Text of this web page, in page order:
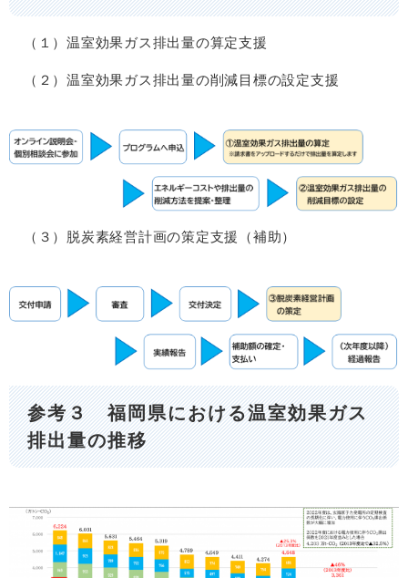
（１）温室効果ガス排出量の算定支援
（２）温室効果ガス排出量の削減目標の設定支援
（３）脱炭素経営計画の策定支援（補助）
参考３ 福岡県における温室効果ガス
排出量の推移